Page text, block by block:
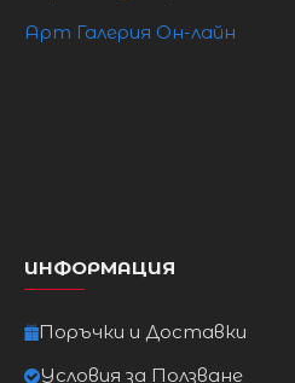
Арт Галерия Он-лайн
ИНФОРМАЦИЯ
Поръчки и Доставки
Условия за Ползване